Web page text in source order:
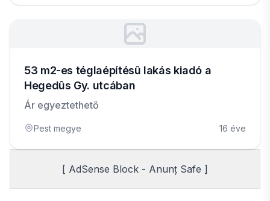
53 m2-es téglaépítésû lakás kiadó a
Hegedûs Gy. utcában
Ár egyeztethető
Pest megye 16 éve
[ AdSense Block - Anunț Safe ]